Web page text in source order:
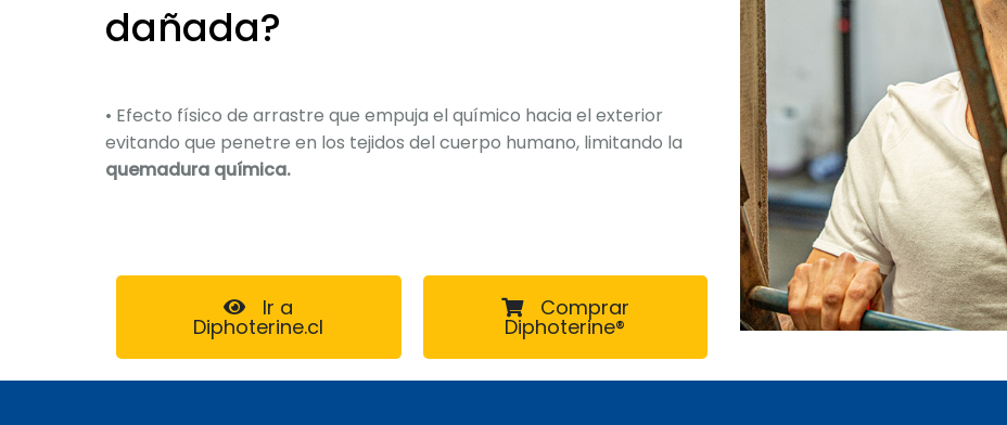
dañada?
• Efecto físico de arrastre que empuja el químico hacia el exterior
evitando que penetre en los tejidos del cuerpo humano, limitando la
quemadura química.
Ir a
Diphoterine.cl
Comprar
Diphoterine®